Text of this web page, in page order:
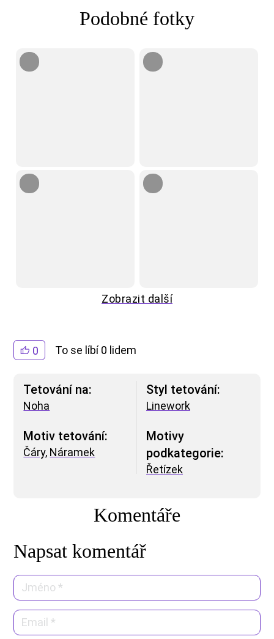
0 To se líbí 0 lidem
Tetování na:
Noha
Motiv tetování:
Čáry, Náramek
Styl tetování:
Linework
Motivy
podkategorie:
Řetízek
Komentáře
Napsat komentář
Podobné fotky
Zobrazit další